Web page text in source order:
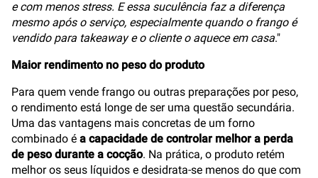
e com menos stress. E essa suculência faz a diferença
mesmo após o serviço, especialmente quando o frango é
vendido para takeaway e o cliente o aquece em casa."
Maior rendimento no peso do produto
Para quem vende frango ou outras preparações por peso,
o rendimento está longe de ser uma questão secundária.
Uma das vantagens mais concretas de um forno
combinado é a capacidade de controlar melhor a perda
de peso durante a cocção. Na prática, o produto retém
melhor os seus líquidos e desidrata-se menos do que com